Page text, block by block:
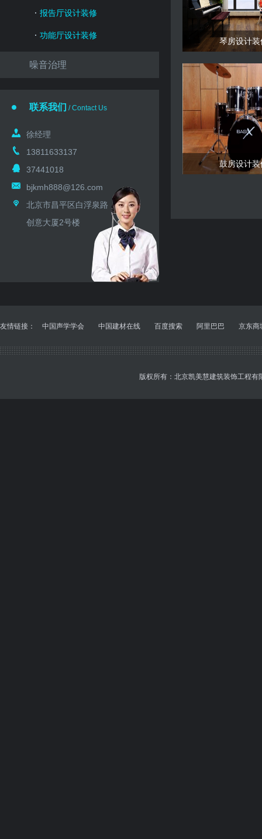
报告厅设计装修
功能厅设计装修
噪音治理
联系我们 / Contact Us
徐经理
13811633137
37441018
bjkmh888@126.com
北京市昌平区白浮泉路
创意大厦2号楼
琴房设计装
鼓房设计装
友情链接： 中国声学学会 中国建材在线 百度搜索 阿里巴巴 京东商
版权所有：北京凯美慧建筑装饰工程有